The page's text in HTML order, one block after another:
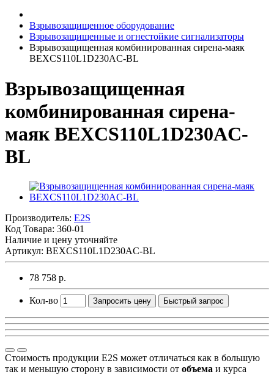
Взрывозащищенное оборудование
Взрывозащищенные и огнестойкие сигнализаторы
Взрывозащищенная комбинированная сирена-маяк
BEXCS110L1D230AC-BL
Взрывозащищенная
комбинированная сирена-
маяк BEXCS110L1D230AC-
BL
Производитель: E2S
Код Товара: 360-01
Наличие и цену уточняйте
Артикул: BEXCS110L1D230AC-BL
78 758 р.
Кол-во Запросить цену Быстрый запрос
Стоимость продукции E2S может отличаться как в большую
так и меньшую сторону в зависимости от объема и курса